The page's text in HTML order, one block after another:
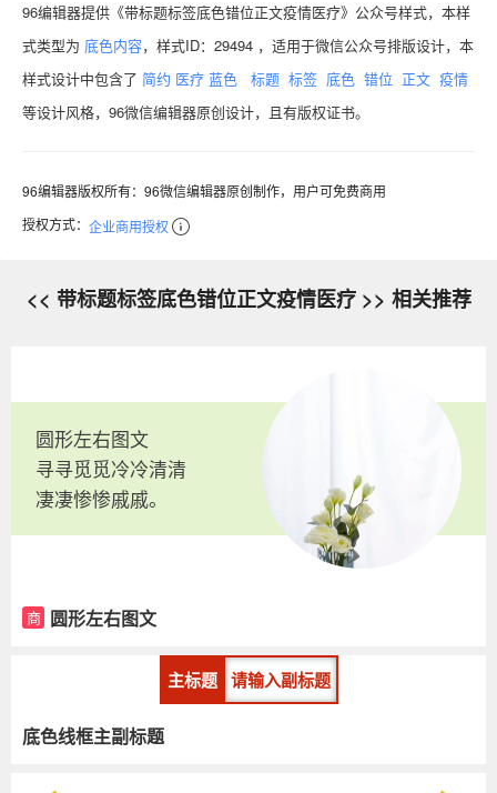
96编辑器提供《带标题标签底色错位正文疫情医疗》公众号样式，本样
式类型为 底色内容，样式ID：29494 ，适用于微信公众号排版设计，本
样式设计中包含了 简约 医疗 蓝色 标题 标签 底色 错位 正文 疫情
等设计风格，96微信编辑器原创设计，且有版权证书。
96编辑器版权所有：96微信编辑器原创制作，用户可免费商用
授权方式： 企业商用授权
<< 带标题标签底色错位正文疫情医疗 >> 相关推荐
圆形左右图文
寻寻觅觅冷冷清清
凄凄惨惨戚戚。
商 圆形左右图文
主标题 请输入副标题
底色线框主副标题